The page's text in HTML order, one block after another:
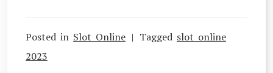
Posted in Slot Online Tagged slot online
2023